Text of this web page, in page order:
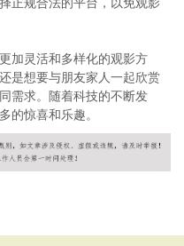
加灵活和多样化的观影方
是想要与朋友家人一起欣赏
需求。随着科技的不断发
的惊喜和乐趣。